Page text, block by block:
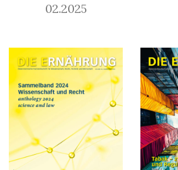
02.2025